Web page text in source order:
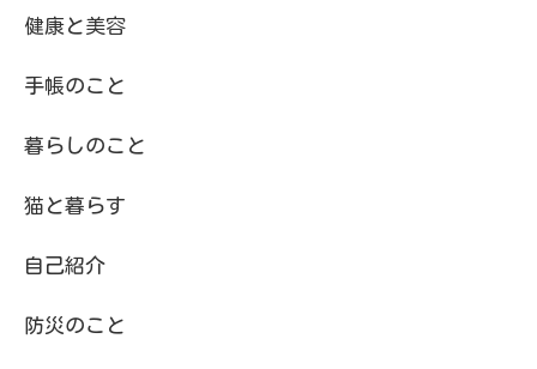
健康と美容
手帳のこと
暮らしのこと
猫と暮らす
自己紹介
防災のこと